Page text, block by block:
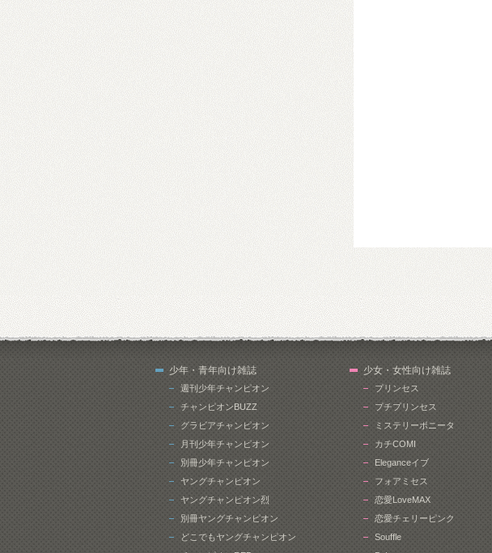
少年・青年向け雑誌
週刊少年チャンピオン
チャンピオンBUZZ
グラビアチャンピオン
月刊少年チャンピオン
別冊少年チャンピオン
ヤングチャンピオン
ヤングチャンピオン烈
別冊ヤングチャンピオン
どこでもヤングチャンピオン
少女・女性向け雑誌
プリンセス
プチプリンセス
ミステリーボニータ
カチCOMI
Eleganceイブ
フォアミセス
恋愛LoveMAX
恋愛チェリーピンク
Souffle